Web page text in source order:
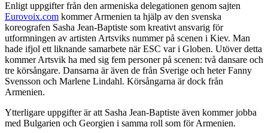
Enligt uppgifter från den armeniska delegationen genom sajten
Eurovoix.com kommer Armenien ta hjälp av den svenska
koreografen Sasha Jean-Baptiste som kreativt ansvarig för
utformningen av artisten Artsviks nummer på scenen i Kiev. Man
hade ifjol ett liknande samarbete när ESC var i Globen. Utöver detta
kommer Artsvik ha med sig fem personer på scenen: två dansare och
tre körsångare. Dansarna är även de från Sverige och heter Fanny
Svensson och Marlene Lindahl. Körsångarna är dock från
Armenien.
Ytterligare uppgifter är att Sasha Jean-Baptiste även kommer jobba
med Bulgarien och Georgien i samma roll som för Armenien.